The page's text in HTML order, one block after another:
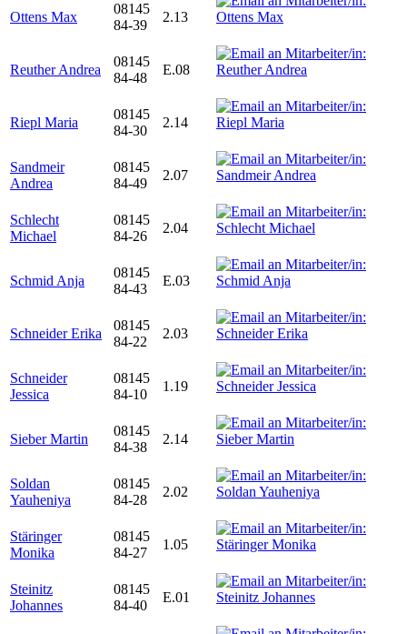
Ottens Max
08145
84-39
2.13
Reuther Andrea
08145
84-48
E.08
Riepl Maria
08145
84-30
2.14
Sandmeir
Andrea
08145
84-49
2.07
Schlecht
Michael
08145
84-26
2.04
Schmid Anja
08145
84-43
E.03
Schneider Erika
08145
84-22
2.03
Schneider
Jessica
08145
84-10
1.19
Sieber Martin
08145
84-38
2.14
Soldan
Yauheniya
08145
84-28
2.02
Stäringer
Monika
08145
84-27
1.05
Steinitz
Johannes
08145
84-40
E.01